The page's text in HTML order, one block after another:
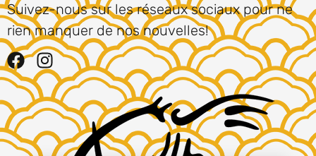
Suivez-nous sur les réseaux sociaux pour ne
rien manquer de nos nouvelles!